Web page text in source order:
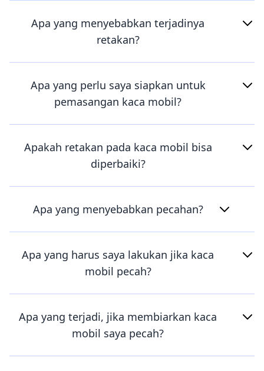
Apa yang menyebabkan terjadinya
retakan?
Apa yang perlu saya siapkan untuk
pemasangan kaca mobil?
Apakah retakan pada kaca mobil bisa
diperbaiki?
Apa yang menyebabkan pecahan?
Apa yang harus saya lakukan jika kaca
mobil pecah?
Apa yang terjadi, jika membiarkan kaca
mobil saya pecah?